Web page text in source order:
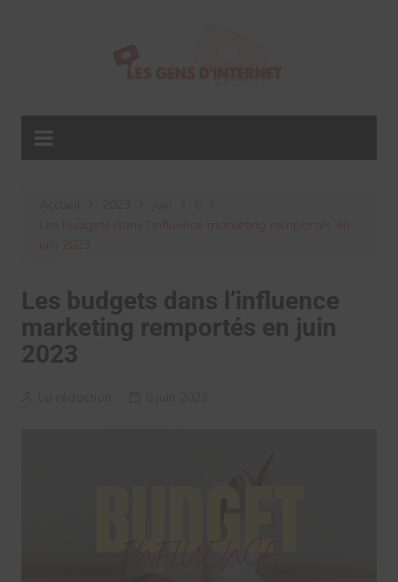
Les budgets dans l’influence
marketing remportés en juin
2023